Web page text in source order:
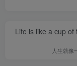
Life is like a cup
人生就像